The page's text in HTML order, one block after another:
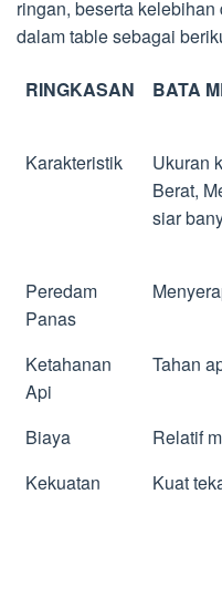
ringan, beserta
dalam table sebagai
RINGKASAN BATA
Karakteristik
Ukuran
Berat,
siar
Peredam
Panas
Ketahanan
Api
Tahan
Biaya Relatif
Kekuatan
Kuat